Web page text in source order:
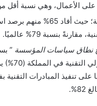
وهي نسبة أقل من
ويتحدثون من واقع تجارب
بنسبة 79% عالميًا.
نطاق سياسات المؤسسة ”
على تنفيذ المبادرات